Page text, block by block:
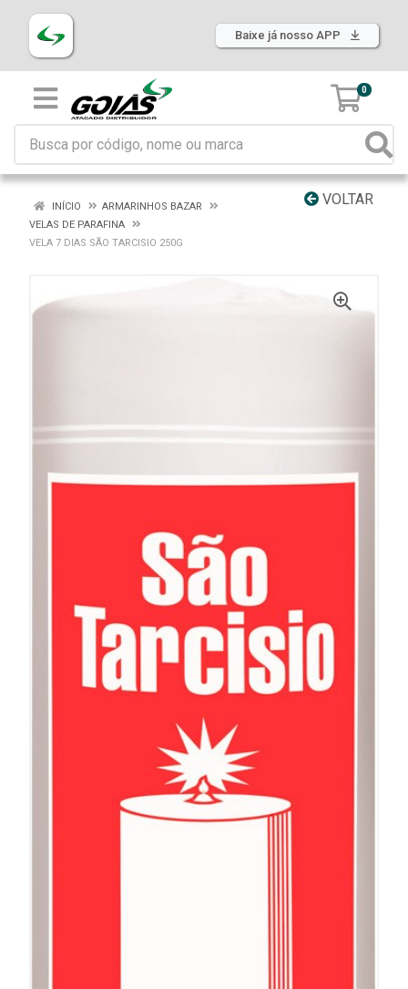
Baixe já nosso APP
0
VOLTAR
INÍCIO
ARMARINHOS BAZAR
VELAS DE PARAFINA
VELA 7 DIAS SÃO TARCISIO 250G